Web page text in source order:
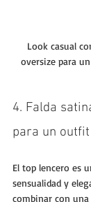
Look casual
oversize para
4. Falda
para un
El top lencero es
sensualidad y
combinar con